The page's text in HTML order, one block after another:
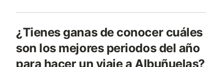
¿Tienes ganas de conocer cuáles
son los mejores periodos del año
para hacer un viaje a Albuñuelas?